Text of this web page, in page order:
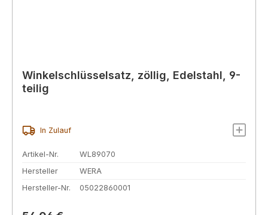
Winkelschlüsselsatz, zöllig, Edelstahl, 9-
teilig
In Zulauf
Artikel-Nr.
WL89070
Hersteller
WERA
Hersteller-Nr.
05022860001